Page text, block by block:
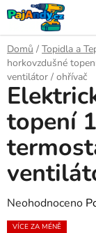
Přejít
na
obsah
Domů / Topidla a
horkovzdušné
ventilátor / ohřívač
topení
Průměrné
hodnocení
Neohodnoceno
VÍCE ZA MÉNĚ